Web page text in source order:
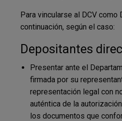
Para vincularse al DCV
continuación, según el caso:
Depositantes
Presentar ante el
firmada por su
representación legal con
auténtica de la
los documentos que